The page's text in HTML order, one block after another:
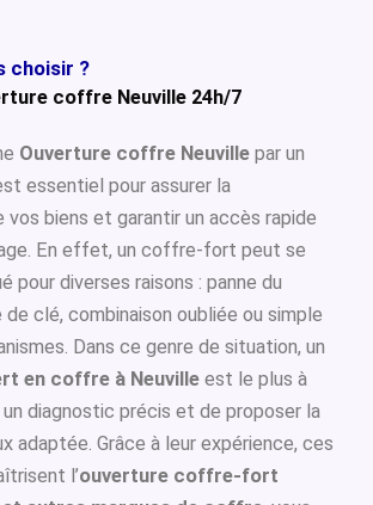
choisir ?
coffre Neuville 24h/7
Ouverture coffre Neuville par un
essentiel pour assurer la
vos biens et garantir un accès rapide
En effet, un coffre-fort peut se
pour diverses raisons : panne du
clé, combinaison oubliée ou simple
Dans ce genre de situation, un
en coffre à Neuville est le plus à
un diagnostic précis et de proposer la
adaptée. Grâce à leur expérience, ces
l’ouverture coffre-fort